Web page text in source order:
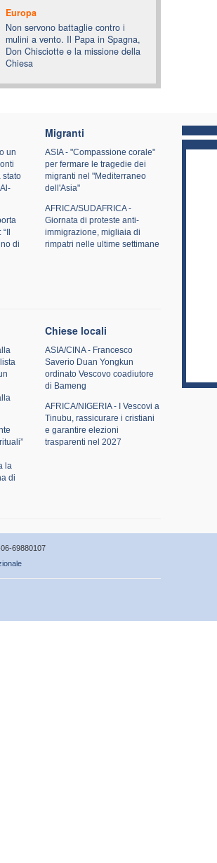
Europa
Non servono battaglie contro i
mulini a vento. Il Papa in Spagna,
Don Chisciotte e la missione della
Chiesa
un
stato
di
Migranti
ASIA - "Compassione corale"
per fermare le tragedie dei
migranti nel "Mediterraneo
dell'Asia"
AFRICA/SUDAFRICA -
Giornata di proteste anti-
immigrazione, migliaia di
rimpatri nelle ultime settimane
la
di
Chiese locali
ASIA/CINA - Francesco
Saverio Duan Yongkun
ordinato Vescovo coadiutore
di Bameng
AFRICA/NIGERIA - I Vescovi a
Tinubu, rassicurare i cristiani
e garantire elezioni
trasparenti nel 2027
69880107